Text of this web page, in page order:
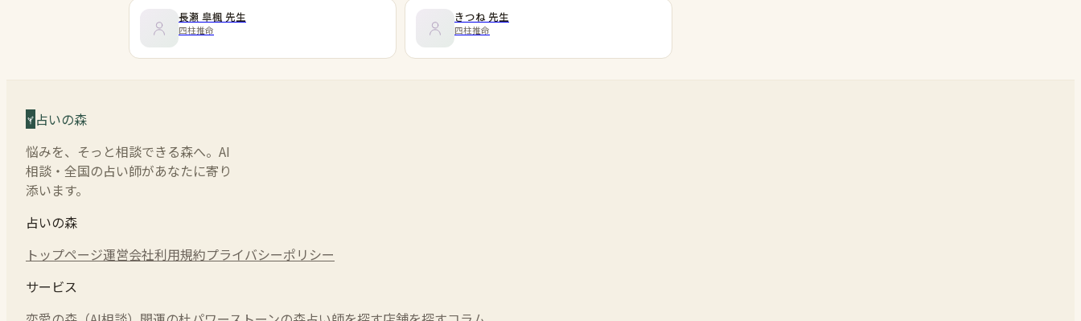
長瀬 皐楓 先生
四柱推命
きつね 先生
四柱推命
占いの森
悩みを、そっと相談できる森へ。AI
相談・全国の占い師があなたに寄り
添います。
占いの森
トップページ運営会社利用規約プライバシーポリシー
サービス